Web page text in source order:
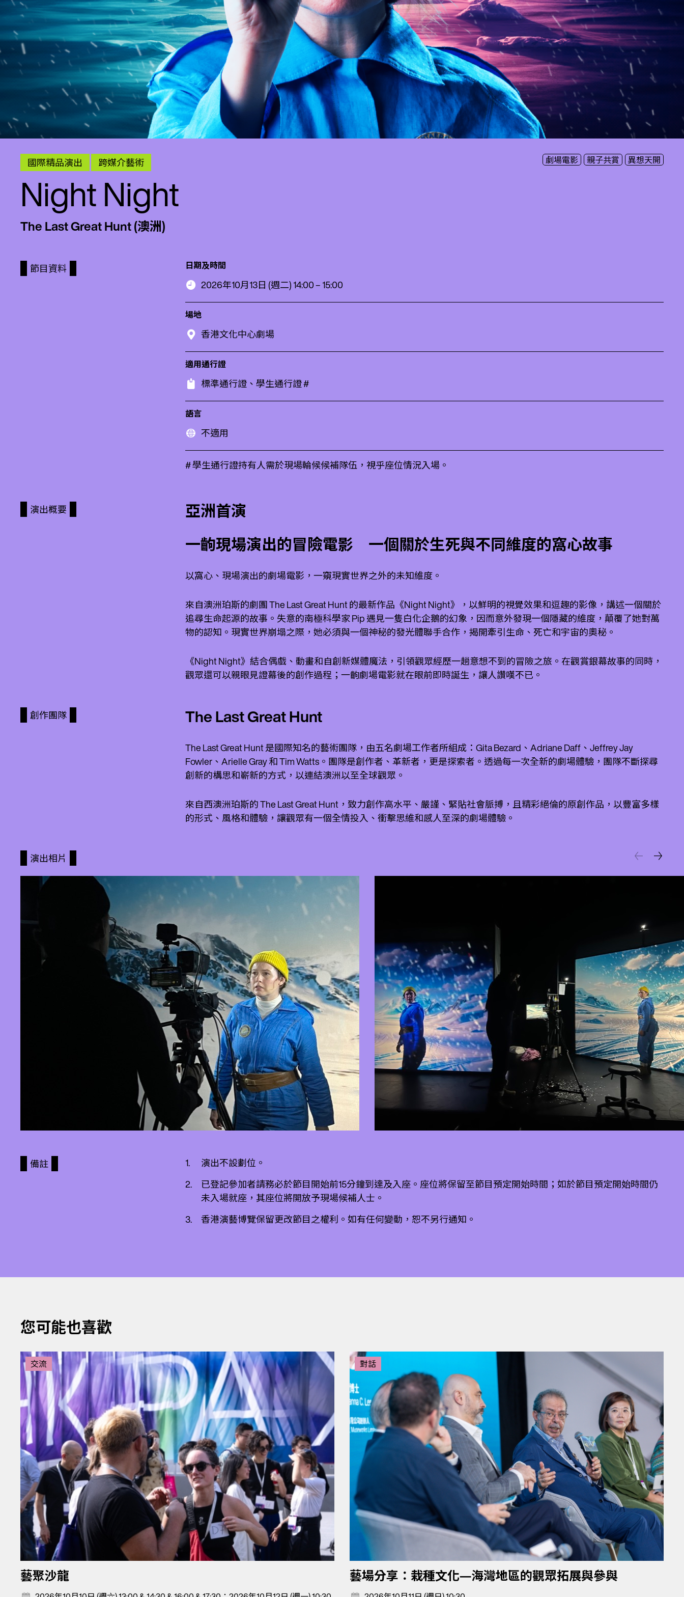
國際精品演出 跨媒介藝術 劇場電影 親子共賞 異想天開
Night Night
The Last Great Hunt (澳洲)
節目資料 日期及時間
2026年10月13日 (週二) 14:00 – 15:00
場地
香港文化中心劇場
適用通行證
標準通行證、學生通行證 #
語言
不適用
# 學生通行證持有人需於現場輪候候補隊伍，視乎座位情況入場。
演出概要
亞洲首演
一齣現場演出的冒險電影 一個關於生死與不同維度的窩心故事
以窩心、現場演出的劇場電影，一窺現實世界之外的未知維度。
來自澳洲珀斯的劇團 The Last Great Hunt 的最新作品《Night Night》，以鮮明的視覺效果和逗趣的影像，講述一個關於
追尋生命起源的故事。失意的南極科學家 Pip 遇見一隻白化企鵝的幻象，因而意外發現一個隱藏的維度，顛覆了她對萬
物的認知。現實世界崩塌之際，她必須與一個神秘的發光體聯手合作，揭開牽引生命、死亡和宇宙的奧秘。
《Night Night》結合偶戲、動畫和自創新媒體魔法，引領觀眾經歷一趟意想不到的冒險之旅。在觀賞銀幕故事的同時，
觀眾還可以親眼見證幕後的創作過程；一齣劇場電影就在眼前即時誕生，讓人讚嘆不已。
創作團隊 The Last Great Hunt
The Last Great Hunt 是國際知名的藝術團隊，由五名劇場工作者所組成：Gita Bezard、Adriane Daff、Jeffrey Jay
Fowler、Arielle Gray 和 Tim Watts。團隊是創作者、革新者，更是探索者。透過每一次全新的劇場體驗，團隊不斷探尋
創新的構思和嶄新的方式，以連結澳洲以至全球觀眾。
來自西澳洲珀斯的 The Last Great Hunt，致力創作高水平、嚴謹、緊貼社會脈搏，且精彩絕倫的原創作品，以豐富多樣
的形式、風格和體驗，讓觀眾有一個全情投入、衝擊思維和感人至深的劇場體驗。
演出相片
備註
演出不設劃位。
已登記參加者請務必於節目開始前15分鐘到達及入座。座位將保留至節目預定開始時間；如於節目預定開始時間仍
未入場就座，其座位將開放予現場候補人士。
香港演藝博覽保留更改節目之權利。如有任何變動，恕不另行通知。
您可能也喜歡
交流
藝聚沙龍
對話
藝場分享：栽種文化—海灣地區的觀眾拓展與參與